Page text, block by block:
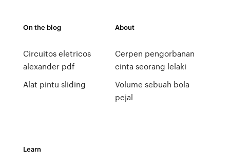
On the blog
Circuitos eletricos
alexander pdf
Alat pintu sliding
About
Cerpen pengorbanan
cinta seorang lelaki
Volume sebuah bola
pejal
Learn